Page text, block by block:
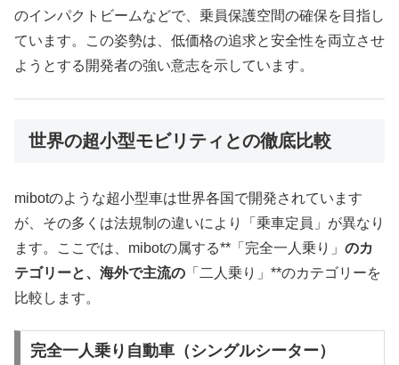
のインパクトビームなどで、乗員保護空間の確保を目指し
ています。この姿勢は、低価格の追求と安全性を両立させ
ようとする開発者の強い意志を示しています。
世界の超小型モビリティとの徹底比較
mibotのような超小型車は世界各国で開発されています
が、その多くは法規制の違いにより「乗車定員」が異なり
ます。ここでは、mibotの属する**「完全一人乗り」 のカ
テゴリーと、海外で主流の 「二人乗り」**のカテゴリーを
比較します。
完全一人乗り自動車（シングルシーター）